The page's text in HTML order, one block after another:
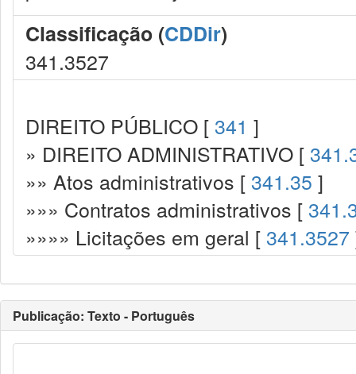
Classificação (CDDir)
341.3527
DIREITO PÚBLICO [ 341 ]
» DIREITO ADMINISTRATIVO [
»» Atos administrativos [ 341.35 ]
»»» Contratos administrativos [
»»»» Licitações em geral [ 341.3527
Publicação: Texto - Português